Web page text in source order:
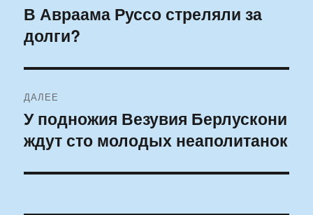
по
записям
Предыдущая
запись:
В Авраама Руссо стреляли за
долги?
ДАЛЕЕ
Следующая
запись:
У подножия Везувия Берлускони
ждут сто молодых неаполитанок